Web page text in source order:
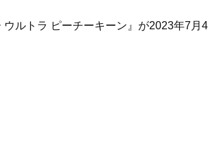
ルトラ ピーチーキーン』が2023年7月4